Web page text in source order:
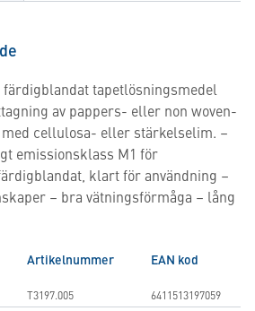
tapetlösningsmedel
av pappers- eller non woven-
cellulosa- eller stärkelselim. –
emissionsklass M1 för
klart för användning –
– bra vätningsförmåga – lång
Artikelnummer EAN kod
T3197.005
6411513197059